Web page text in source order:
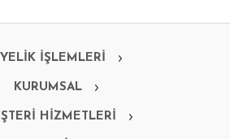
İŞLEMLERİ
KURUMSAL
HİZMETLERİ